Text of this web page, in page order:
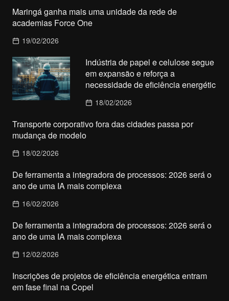
Maringá ganha mais uma unidade da rede de
academias Force One
19/02/2026
Indústria de papel e celulose segue
em expansão e reforça a
necessidade de eficiência energétic
18/02/2026
Transporte corporativo fora das cidades passa por
mudança de modelo
18/02/2026
De ferramenta a integradora de processos: 2026 será o
ano de uma IA mais complexa
16/02/2026
De ferramenta a integradora de processos: 2026 será o
ano de uma IA mais complexa
12/02/2026
Inscrições de projetos de eficiência energética entram
em fase final na Copel